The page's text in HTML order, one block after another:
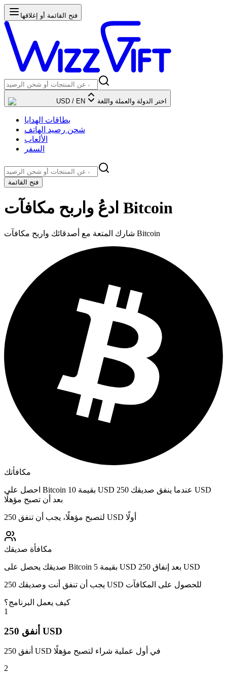
فتح القائمة أو إغلاقها
USD / EN اختر الدولة والعملة واللغة
بطاقات الهدايا
شحن رصيد الهاتف
الألعاب
السفر
فتح القائمة
ادعُ واربح مكافآت Bitcoin
شارك المتعة مع أصدقائك واربح مكافآت Bitcoin
مكافأتك
احصل على Bitcoin بقيمة 10 USD عندما ينفق صديقك 250 USD
بعد أن تصبح مؤهلًا
لتصبح مؤهلًا، يجب أن تنفق 250 USD أولًا
مكافأة صديقك
صديقك يحصل على Bitcoin بقيمة 5 USD بعد إنفاق 250 USD
يجب أن تنفق أنت وصديقك 250 USD للحصول على المكافآت
كيف يعمل البرنامج؟
1
أنفق 250 USD
أنفق 250 USD في أول عملية شراء لتصبح مؤهلًا
2